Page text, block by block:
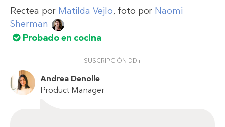
Rectea por Matilda Vejlo, foto por Naomi
Sherman
Probado en cocina
SUSCRIPCIÓN DD+
Andrea Denolle
Product Manager